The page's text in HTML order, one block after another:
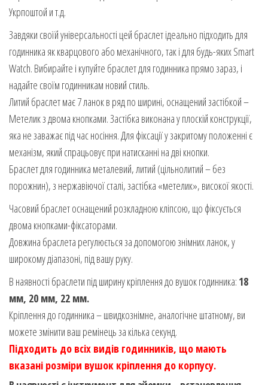
Укрпоштой и т.д.
Завдяки своїй універсальності цей браслет ідеально підходить для
годинника як кварцового або механічного, так і для будь-яких Smart
Watch. Вибирайте і купуйте браслет для годинника прямо зараз, і
надайте своїм годинникам новий стиль.
Литий браслет має 7 ланок в ряд по ширині, оснащений застібкой –
Метелик з двома кнопками. Застібка виконана у плоскій конструкції,
яка не заважає під час носіння. Для фіксації у закритому положенні є
механізм, який спрацьовує при натисканні на дві кнопки.
Браслет для годинника металевий, литий (цільнолитий – без
порожнин), з нержавіючої сталі, застібка «метелик», високої якості.
Часовий браслет оснащений розкладною кліпсою, що фіксується
двома кнопками-фіксаторами.
Довжина браслета регулюється за допомогою знімних ланок, у
широкому діапазоні, під вашу руку.
В наявності браслети під ширину кріплення до вушок годинника: 18
мм, 20 мм, 22 мм.
Кріплення до годинника – швидкознімне, аналогічне штатному, ви
можете змінити ваш ремінець за кілька секунд.
Підходить до всіх видів годинників, що мають
вказані розміри вушок кріплення до корпусу.